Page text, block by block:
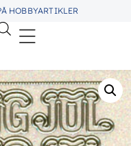
HOBBYARTIKLER